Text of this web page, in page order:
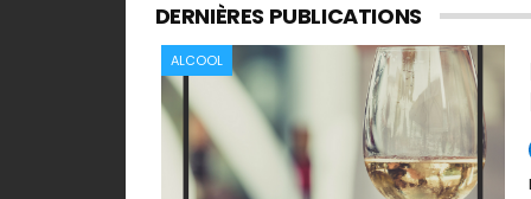
DERNIÈRES PUBLICATIONS
ALCOOL